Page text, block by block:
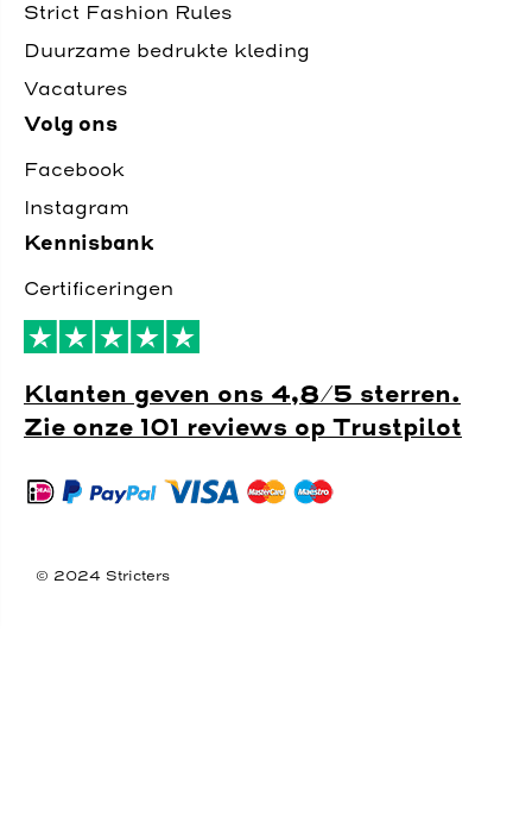
Strict Fashion Rules
Duurzame bedrukte kleding
Vacatures
Volg ons
Facebook
Instagram
Kennisbank
Certificeringen
Klanten geven ons 4,8/5 sterren.
Zie onze 101 reviews op Trustpilot
© 2024 Stricters